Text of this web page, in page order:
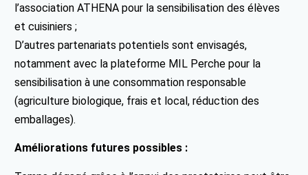
l’association ATHENA pour la sensibilisation des élèves
et cuisiniers ;
D’autres partenariats potentiels sont envisagés,
notamment avec la plateforme MIL Perche pour la
sensibilisation à une consommation responsable
(agriculture biologique, frais et local, réduction des
emballages).
Améliorations futures possibles :